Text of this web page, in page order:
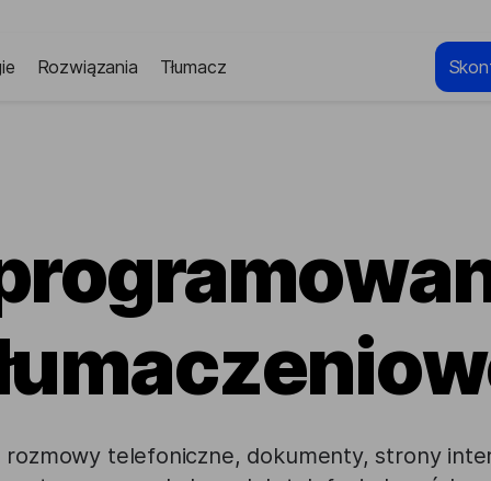
Rozwiązania Tłumacz
rozmowy telefoniczne, dokumenty, strony